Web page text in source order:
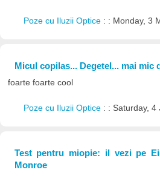
Poze cu Iluzii Optice : : Monday, 3
Micul copilas... Degetel... mai mic
foarte foarte cool
Poze cu Iluzii Optice : : Saturday, 4
Test pentru miopie: il vezi pe
Monroe